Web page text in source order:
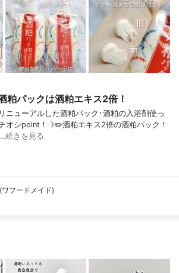
粕パックは酒粕エキス2倍！
ニューアルした酒粕パック･酒粕の入浴剤使っ
オシpoint！☽✏️酒粕エキス2倍の酒粕パック！
続きを見る
フードメイド)